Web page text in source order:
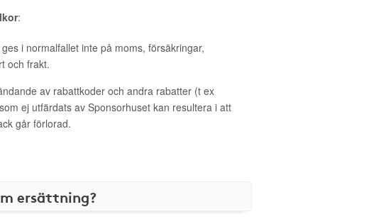
:
i normalfallet inte på moms, försäkringar,
och frakt.
av rabattkoder och andra rabatter (t ex
ej utfärdats av Sponsorhuset kan resultera i att
går förlorad.
ersättning?